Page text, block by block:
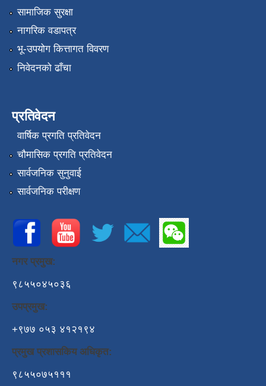
सामाजिक सुरक्षा
नागरिक वडापत्र
भू-उपयोग कित्तागत विवरण
निवेदनको ढाँचा
प्रतिवेदन
वार्षिक प्रगति प्रतिवेदन
चौमासिक प्रगति प्रतिवेदन
सार्वजनिक सुनुवाई
सार्वजनिक परीक्षण
नगर प्रमुख:
९८५५०४५०३६
उपप्रमुख:
+९७७ ०५३ ४१२१९४
प्रमुख प्रशासकिय अधिकृत:
९८५५०७५१११